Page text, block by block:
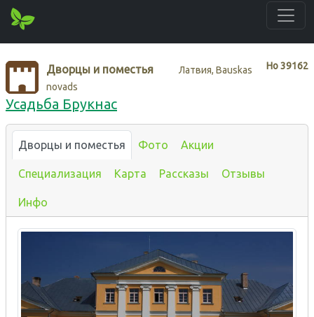
Нo39162
Дворцы и поместья
Латвия, Bauskas
novads
Усадьба Брукнас
Дворцы и поместья Фото Акции
Специализация Карта Рассказы Отзывы
Инфо